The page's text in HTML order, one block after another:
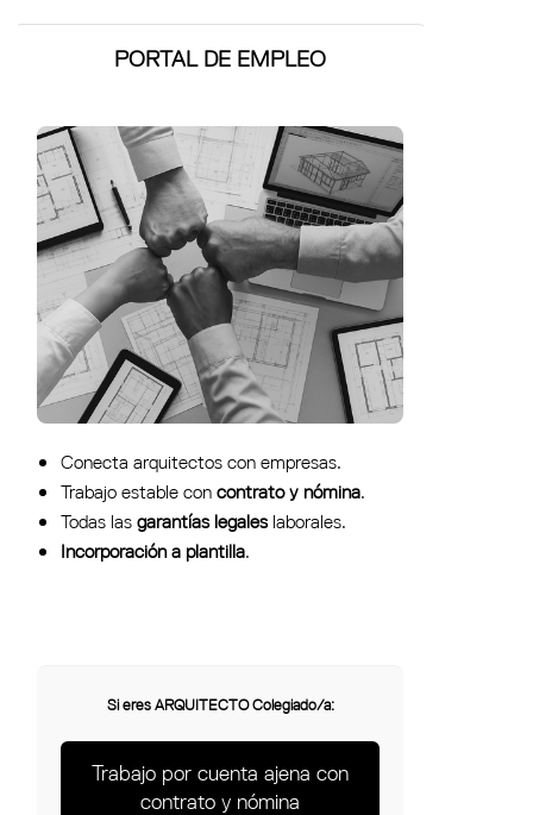
PORTAL DE EMPLEO
Conecta arquitectos con empresas.
Trabajo estable concontrato y nómina.
Todas lasgarantías legaleslaborales.
Incorporación a plantilla.
Si eres ARQUITECTO Colegiado/a:
Trabajo por cuenta ajena con
contrato y nómina